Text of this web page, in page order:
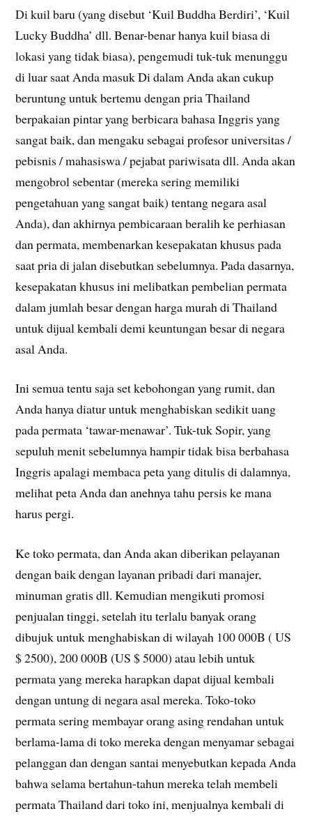
Di kuil baru (yang disebut ‘Kuil Buddha Berdiri’, ‘Kuil
Lucky Buddha’ dll. Benar-benar hanya kuil biasa di
lokasi yang tidak biasa), pengemudi tuk-tuk menunggu
di luar saat Anda masuk Di dalam Anda akan cukup
beruntung untuk bertemu dengan pria Thailand
berpakaian pintar yang berbicara bahasa Inggris yang
sangat baik, dan mengaku sebagai profesor universitas /
pebisnis / mahasiswa / pejabat pariwisata dll. Anda akan
mengobrol sebentar (mereka sering memiliki
pengetahuan yang sangat baik) tentang negara asal
Anda), dan akhirnya pembicaraan beralih ke perhiasan
dan permata, membenarkan kesepakatan khusus pada
saat pria di jalan disebutkan sebelumnya. Pada dasarnya,
kesepakatan khusus ini melibatkan pembelian permata
dalam jumlah besar dengan harga murah di Thailand
untuk dijual kembali demi keuntungan besar di negara
asal Anda.
Ini semua tentu saja set kebohongan yang rumit, dan
Anda hanya diatur untuk menghabiskan sedikit uang
pada permata ‘tawar-menawar’. Tuk-tuk Sopir, yang
sepuluh menit sebelumnya hampir tidak bisa berbahasa
Inggris apalagi membaca peta yang ditulis di dalamnya,
melihat peta Anda dan anehnya tahu persis ke mana
harus pergi.
Ke toko permata, dan Anda akan diberikan pelayanan
dengan baik dengan layanan pribadi dari manajer,
minuman gratis dll. Kemudian mengikuti promosi
penjualan tinggi, setelah itu terlalu banyak orang
dibujuk untuk menghabiskan di wilayah 100 000B ( US
$ 2500), 200 000B (US $ 5000) atau lebih untuk
permata yang mereka harapkan dapat dijual kembali
dengan untung di negara asal mereka. Toko-toko
permata sering membayar orang asing rendahan untuk
berlama-lama di toko mereka dengan menyamar sebagai
pelanggan dan dengan santai menyebutkan kepada Anda
bahwa selama bertahun-tahun mereka telah membeli
permata Thailand dari toko ini, menjualnya kembali di